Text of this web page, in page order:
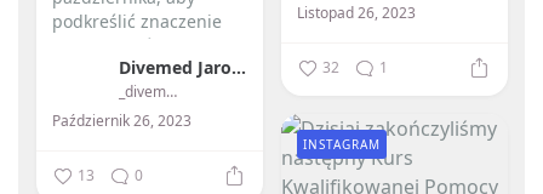
Listopad 26, 2023
32 1
podkreślić znaczenie
przeszczepów...
Divemed Jarosław Przybylski
_divemed_
Październik 26, 2023
13 0
INSTAGRAM